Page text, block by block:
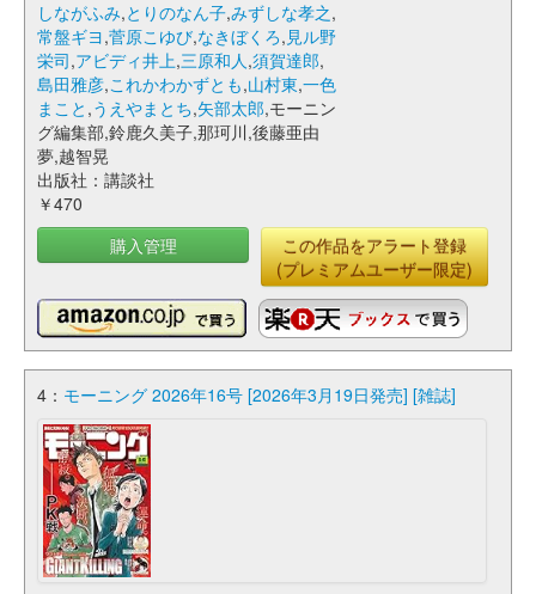
しながふみ,とりのなん子,みずしな孝之,
常盤ギヨ,菅原こゆび,なきぼくろ, 見ル野
栄司,アビディ井上,三原和人,須賀達郎,
島田雅彦,これかわかずとも,山村東,一色
まこと ,うえやまとち,矢部太郎,モーニン
グ編集部,鈴鹿久美子,那珂川,後藤亜由
夢,越智晃
出版社：講談社
￥470
購入管理
この作品をアラート登録
(プレミアムユーザー限定)
4： モーニング 2026年16号 [2026年3月19日発売] [雑誌]